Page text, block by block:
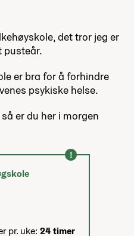
det tror jeg er
pusteår.
er bra for å forhindre
psykiske helse.
er du her i morgen
pr. uke: 24 timer